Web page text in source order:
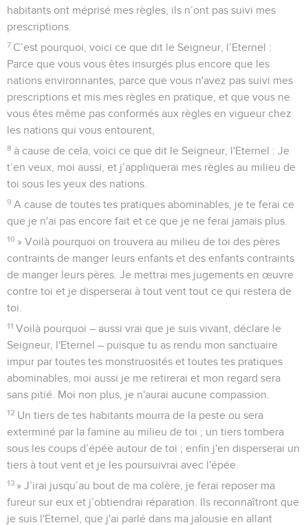
habitants ont méprisé mes règles, ils n’ont pas suivi mes
prescriptions.
7 C’est pourquoi, voici ce que dit le Seigneur, l’Eternel :
Parce que vous vous êtes insurgés plus encore que les
nations environnantes, parce que vous n'avez pas suivi mes
prescriptions et mis mes règles en pratique, et que vous ne
vous êtes même pas conformés aux règles en vigueur chez
les nations qui vous entourent,
8 à cause de cela, voici ce que dit le Seigneur, l'Eternel : Je
t’en veux, moi aussi, et j’appliquerai mes règles au milieu de
toi sous les yeux des nations.
9 A cause de toutes tes pratiques abominables, je te ferai ce
que je n'ai pas encore fait et ce que je ne ferai jamais plus.
10 » Voilà pourquoi on trouvera au milieu de toi des pères
contraints de manger leurs enfants et des enfants contraints
de manger leurs pères. Je mettrai mes jugements en œuvre
contre toi et je disperserai à tout vent tout ce qui restera de
toi.
11 Voilà pourquoi – aussi vrai que je suis vivant, déclare le
Seigneur, l'Eternel – puisque tu as rendu mon sanctuaire
impur par toutes tes monstruosités et toutes tes pratiques
abominables, moi aussi je me retirerai et mon regard sera
sans pitié. Moi non plus, je n'aurai aucune compassion.
12 Un tiers de tes habitants mourra de la peste ou sera
exterminé par la famine au milieu de toi ; un tiers tombera
sous les coups d’épée autour de toi ; enfin j'en disperserai un
tiers à tout vent et je les poursuivrai avec l'épée.
13 » J’irai jusqu’au bout de ma colère, je ferai reposer ma
fureur sur eux et j’obtiendrai réparation. Ils reconnaîtront que
je suis l'Eternel, que j'ai parlé dans ma jalousie en allant